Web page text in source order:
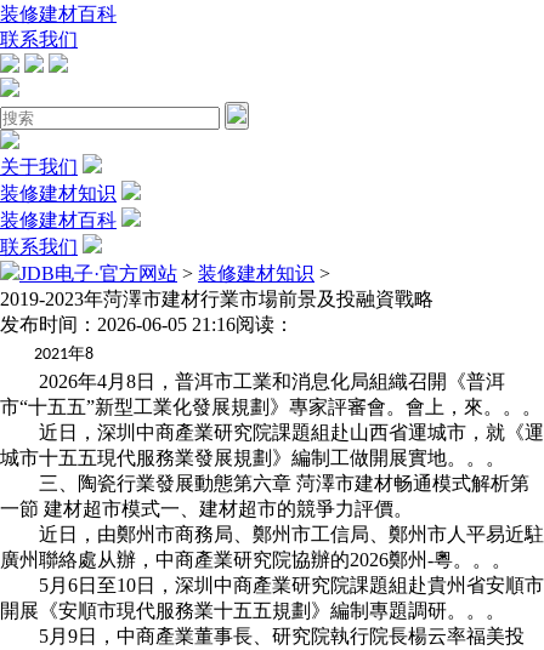
装修建材百科
联系我们
关于我们
装修建材知识
装修建材百科
联系我们
JDB电子·官方网站 > 装修建材知识 >
2019-2023年菏澤市建材行業市場前景及投融資戰略
发布时间：2026-06-05 21:16阅读：
2021年8
2026年4月8日，普洱市工業和消息化局組織召開《普洱
市“十五五”新型工業化發展規劃》專家評審會。會上，來。。。
近日，深圳中商產業研究院課題組赴山西省運城市，就《運
城市十五五現代服務業發展規劃》編制工做開展實地。。。
三、陶瓷行業發展動態第六章 菏澤市建材畅通模式解析第
一節 建材超市模式一、建材超市的競爭力評價。
近日，由鄭州市商務局、鄭州市工信局、鄭州市人平易近駐
廣州聯絡處从辦，中商產業研究院協辦的2026鄭州-粵。。。
5月6日至10日，深圳中商產業研究院課題組赴貴州省安順市
開展《安順市現代服務業十五五規劃》編制專題調研。。。
5月9日，中商產業董事長、研究院執行院長楊云率福美投